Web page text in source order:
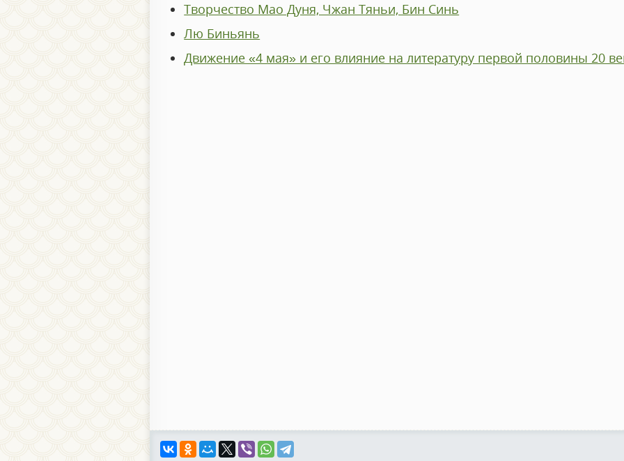
Творчество Мао Дуня, Чжан Тяньи, Бин Синь
Лю Биньянь
Движение «4 мая» и его влияние на литературу первой половины 20